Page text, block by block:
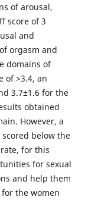
of arousal,
score of 3
and
orgasm and
domains of
of >3.4, an
3.7±1.6 for the
obtained
However, a
below the
for this
for sexual
and help them
the women